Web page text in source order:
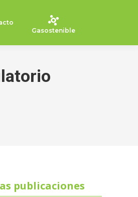
Gasostenible
publicaciones